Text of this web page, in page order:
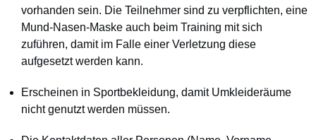
vorhanden sein. Die Teilnehmer sind zu verpflichten, eine
Mund-Nasen-Maske auch beim Training mit sich
zuführen, damit im Falle einer Verletzung diese
aufgesetzt werden kann.
Erscheinen in Sportbekleidung, damit Umkleideräume
nicht genutzt werden müssen.